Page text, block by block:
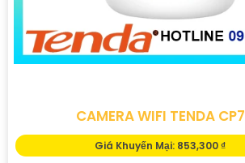
CAMERA WIFI TENDA CP7
Giá Khuyến Mại: 853,300 ₫